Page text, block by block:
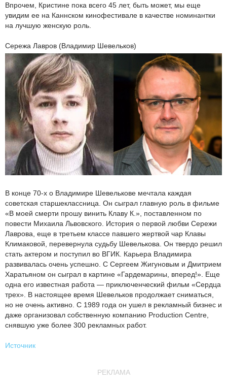
Впрочем, Кристине пока всего 45 лет, быть может, мы еще
увидим ее на Каннском кинофестивале в качестве номинантки
на лучшую женскую роль.
Сережа Лавров (Владимир Шевельков)
В конце 70-х о Владимире Шевелькове мечтала каждая
советская старшеклассница. Он сыграл главную роль в фильме
«В моей смерти прошу винить Клаву К.», поставленном по
повести Михаила Львовского. История о первой любви Сережи
Лаврова, еще в третьем классе павшего жертвой чар Клавы
Климаковой, перевернула судьбу Шевелькова. Он твердо решил
стать актером и поступил во ВГИК. Карьера Владимира
развивалась очень успешно. С Сергеем Жигуновым и Дмитрием
Харатьяном он сыграл в картине «Гардемарины, вперед!». Еще
одна его известная работа — приключенческий фильм «Сердца
трех». В настоящее время Шевельков продолжает сниматься,
но не очень активно. С 1989 года он ушел в рекламный бизнес и
даже организовал собственную компанию Production Centre,
снявшую уже более 300 рекламных работ.
Источник
РЕКЛАМА